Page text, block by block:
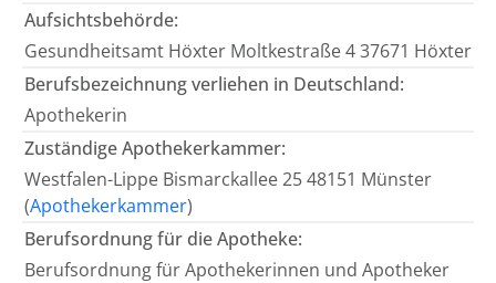
Aufsichtsbehörde:
Gesundheitsamt Höxter Moltkestraße 4 37671 Höxter
Berufsbezeichnung verliehen in Deutschland:
Apothekerin
Zuständige Apothekerkammer:
Westfalen-Lippe Bismarckallee 25 48151 Münster
(Apothekerkammer)
Berufsordnung für die Apotheke:
Berufsordnung für Apothekerinnen und Apotheker